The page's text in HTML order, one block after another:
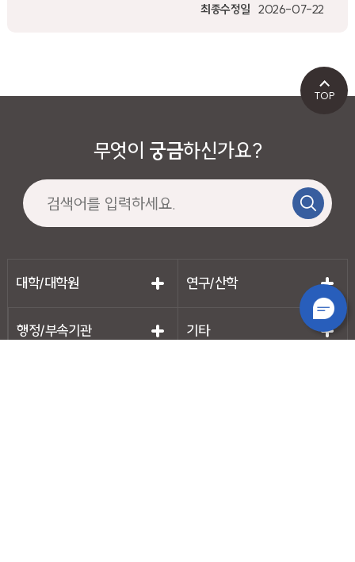
최종수정일 2026-07-22
무엇이 궁금하신가요?
대학/대학원 연구/산학
행정/부속기관 기타
TOP